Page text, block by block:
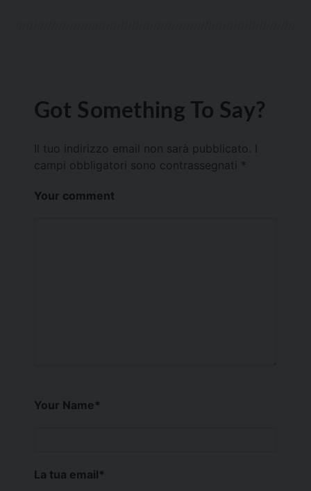
Got Something To Say?
Il tuo indirizzo email non sarà pubblicato.
campi obbligatori sono contrassegnati *
Your comment
Your Name*
La tua email*